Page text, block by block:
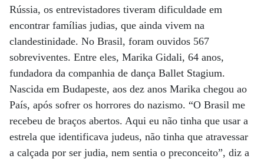
Rússia, os entrevistadores tiveram dificuldade em
encontrar famílias judias, que ainda vivem na
clandestinidade. No Brasil, foram ouvidos 567
sobreviventes. Entre eles, Marika Gidali, 64 anos,
fundadora da companhia de dança Ballet Stagium.
Nascida em Budapeste, aos dez anos Marika chegou ao
País, após sofrer os horrores do nazismo. “O Brasil me
recebeu de braços abertos. Aqui eu não tinha que usar a
estrela que identificava judeus, não tinha que atravessar
a calçada por ser judia, nem sentia o preconceito”, diz a